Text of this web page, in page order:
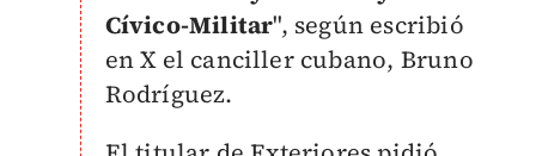
Cívico-Militar", según escribió
en X el canciller cubano, Bruno
Rodríguez.